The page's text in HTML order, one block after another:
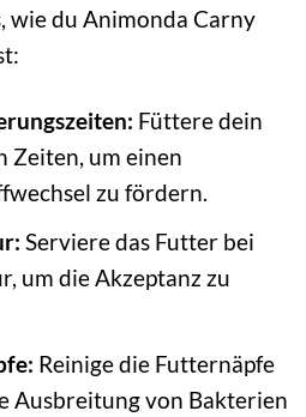
wie du Animonda Carny
Füttere dein
Zeiten, um einen
zu fördern.
Serviere das Futter bei
um die Akzeptanz zu
Reinige die Futternäpfe
Ausbreitung von Bakterien